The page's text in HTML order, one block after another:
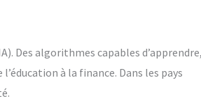
Des algorithmes capables
à la finance. Dans les pays